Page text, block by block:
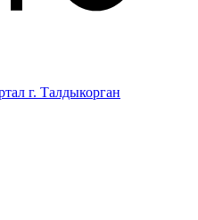
г. Талдыкорган